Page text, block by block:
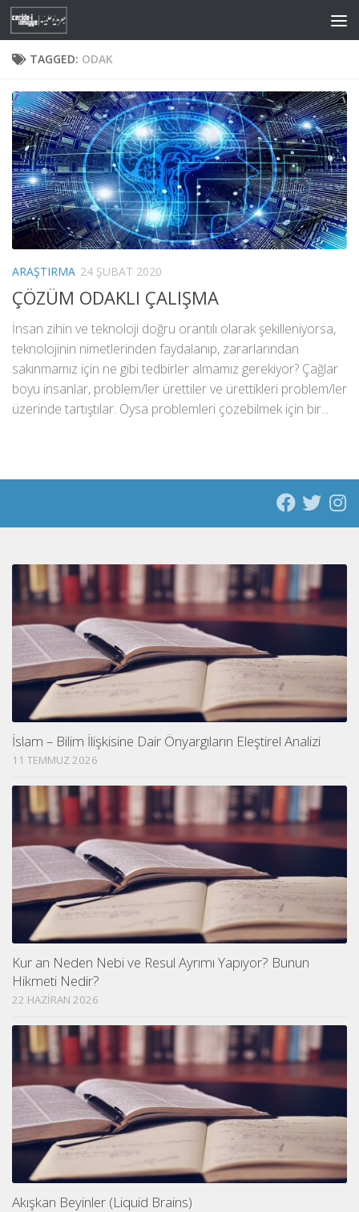
Skip to content
TAGGED: ODAK
ARAŞTIRMA 24 ŞUBAT 2020
ÇÖZÜM ODAKLI ÇALIŞMA
İnsan zihin ve teknoloji doğru orantılı olarak şekilleniyorsa,
teknolojinin nimetlerinden faydalanıp, zararlarından
sakınmamız için ne gibi tedbirler almamız gerekiyor? Çağlar
boyu insanlar, problem/ler ürettiler ve ürettikleri problem/ler
üzerinde tartıştılar. Oysa problemleri çözebilmek için bir...
İslam – Bilim İlişkisine Dair Önyargıların Eleştirel Analizi
11 TEMMUZ 2026
Kur an Neden Nebi ve Resul Ayrımı Yapıyor? Bunun
Hikmeti Nedir?
22 HAZIRAN 2026
Akışkan Beyinler (Liquid Brains)